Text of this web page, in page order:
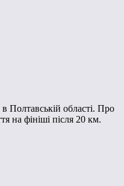
Полтавській області. Про
на фініші після 20 км.